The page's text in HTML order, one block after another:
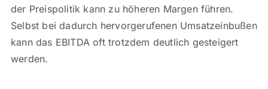
der Preispolitik kann zu höheren Margen führen.
Selbst bei dadurch hervorgerufenen Umsatzeinbußen
kann das EBITDA oft trotzdem deutlich gesteigert
werden.